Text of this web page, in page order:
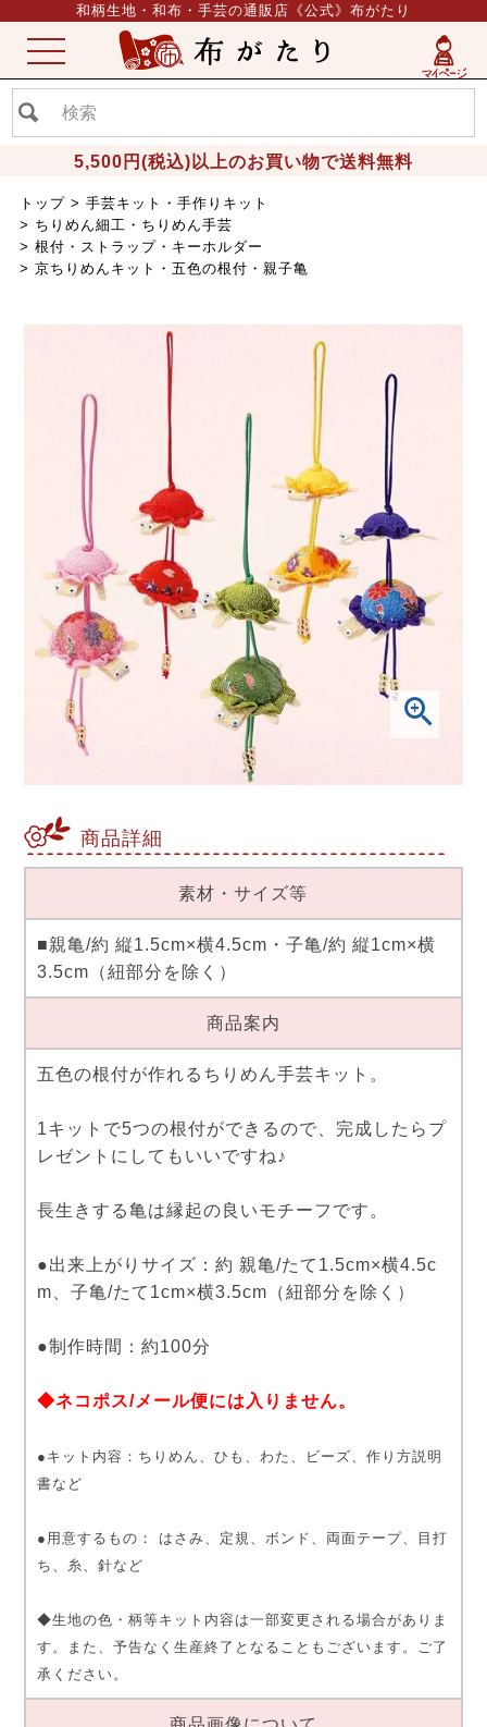
和柄生地・和布・手芸の通販店《公式》布がたり
5,500円(税込)以上のお買い物で送料無料
ME
NU
トップ
手芸キット・手作りキット
ちりめん細工・ちりめん手芸
根付・ストラップ・キーホルダー
京ちりめんキット・五色の根付・親子亀
商品詳細
素材・サイズ等
■親亀/約 縦1.5cm×横4.5cm・子亀/約 縦1cm×横
3.5cm（紐部分を除く）
商品案内
五色の根付が作れるちりめん手芸キット。
1キットで5つの根付ができるので、完成したらプ
レゼントにしてもいいですね♪
長生きする亀は縁起の良いモチーフです。
●出来上がりサイズ：約 親亀/たて1.5cm×横4.5c
m、子亀/たて1cm×横3.5cm（紐部分を除く）
●制作時間：約100分
◆ネコポス/メール便には入りません。
●キット内容：ちりめん、ひも、わた、ビーズ、作り方説明
書など
●用意するもの： はさみ、定規、ボンド、両面テープ、目打
ち、糸、針など
◆生地の色・柄等キット内容は一部変更される場合がありま
す。また、予告なく生産終了となることもございます。ご了
承ください。